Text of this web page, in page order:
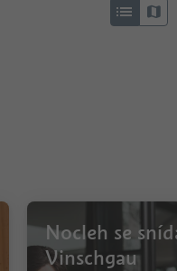
Nocleh se
Vinschgau